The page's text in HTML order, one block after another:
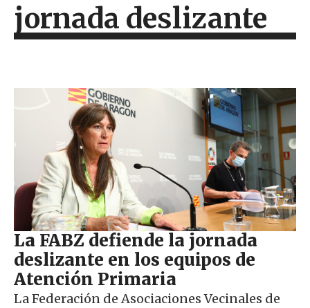
jornada deslizante
La FABZ defiende la jornada
deslizante en los equipos de
Atención Primaria
La Federación de Asociaciones Vecinales de